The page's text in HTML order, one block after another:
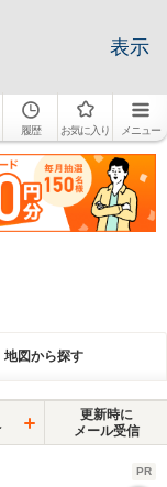
表示
履歴 お気に入り メニュー
地図から探す
更新時に
メール受信
PR